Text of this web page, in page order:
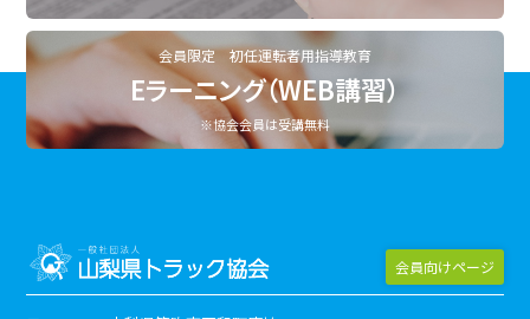
会員限定 初任運転者用指導教育
Eラーニング（WEB講習）
※協会会員は受講無料
会員向けページ